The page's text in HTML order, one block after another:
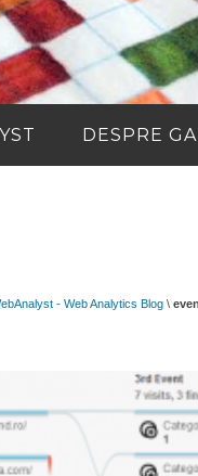
DESPRE
- Web Analytics Blog \